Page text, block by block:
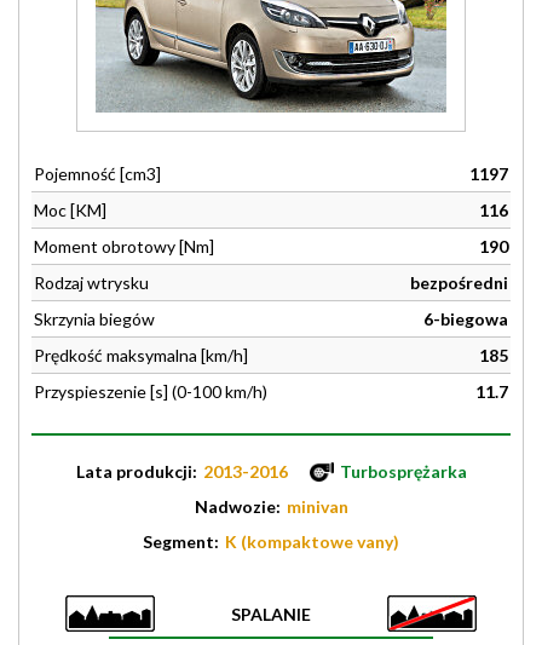
Pojemność [cm3]
1197
Moc [KM]
116
Moment obrotowy [Nm]
190
Rodzaj wtrysku
bezpośredni
Skrzynia biegów
6-biegowa
Prędkość maksymalna [km/h]
185
Przyspieszenie [s] (0-100 km/h)
11.7
Lata produkcji: 2013-2016
Turbosprężarka
Nadwozie: minivan
Segment: K (kompaktowe vany)
SPALANIE